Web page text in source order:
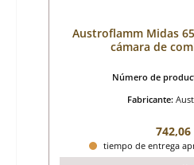
Austroflamm Midas
cámara de
Número de
Fabricante:
Precio
742,06
tiempo de entrega